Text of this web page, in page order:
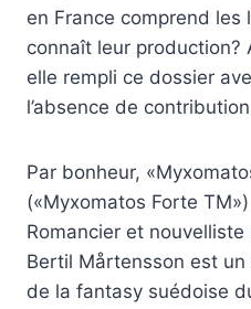
en France comprend
connaît leur
elle rempli ce dossier
l’absence de
Par bonheur,
(«Myxomatos Forte TM»)
Romancier et
Bertil Mårtensson est
de la fantasy suédoise